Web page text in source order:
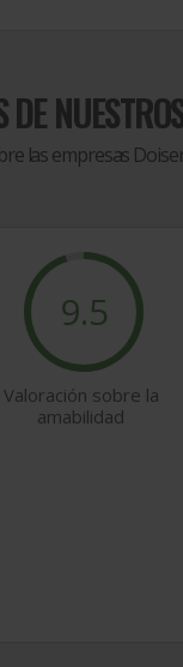
DE
las empresas
9.5
Valoración sobre la
amabilidad